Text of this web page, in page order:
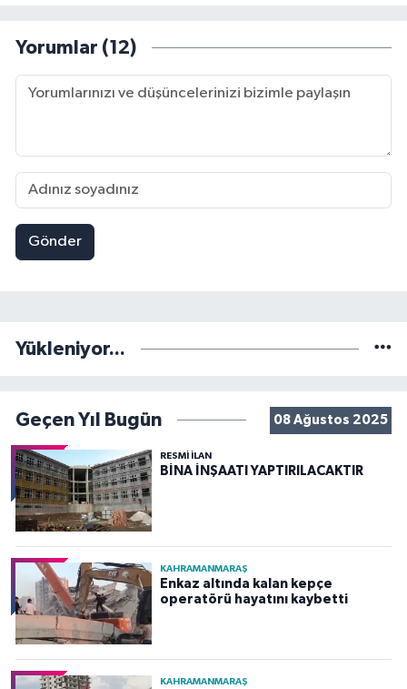
Yorumlar (12)
Gönder
Yükleniyor...
Geçen Yıl Bugün 08 Ağustos 2025
RESMİ İLAN
BİNA İNŞAATI YAPTIRILACAKTIR
KAHRAMANMARAŞ
Enkaz altında kalan kepçe
operatörü hayatını kaybetti
KAHRAMANMARAŞ